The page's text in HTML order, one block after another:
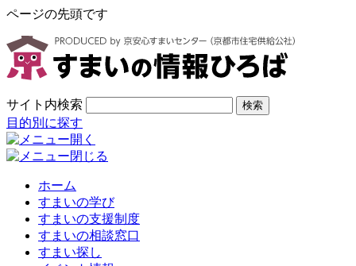
ページの先頭です
サイト内検索 検索
目的別に探す
ホーム
すまいの学び
すまいの支援制度
すまいの相談窓口
すまい探し